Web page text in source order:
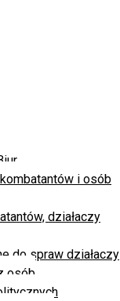
i osób
działaczy
do spraw działaczy
osób